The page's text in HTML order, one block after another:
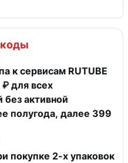
к сервисам RUTUBE
₽ для всех
без активной
полугода, далее 399
покупке 2-х упаковок